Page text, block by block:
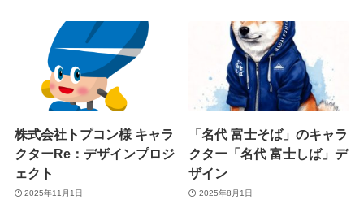
株式会社トプコン様 キャラ
クターRe：デザインプロジ
ェクト
2025年11月1日
「名代 富士そば」のキャラ
クター「名代 富士しば」デ
ザイン
2025年8月1日